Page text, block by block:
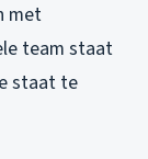
met
team staat
staat te